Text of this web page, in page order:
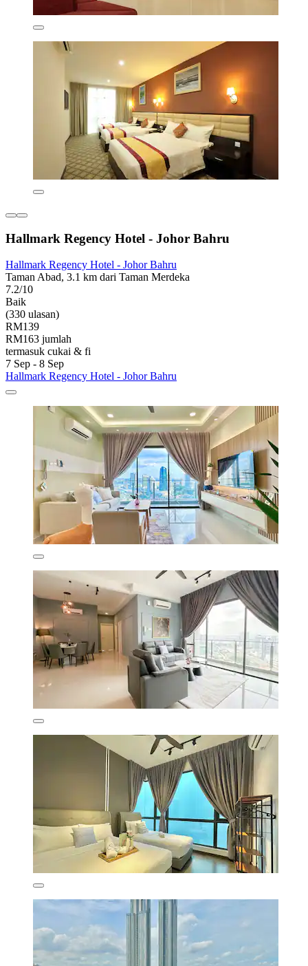
Hallmark Regency Hotel - Johor Bahru
Hallmark Regency Hotel - Johor Bahru
Taman Abad, 3.1 km dari Taman Merdeka
7.2/10
Baik
(330 ulasan)
RM139
RM163 jumlah
termasuk cukai & fi
7 Sep - 8 Sep
Hallmark Regency Hotel - Johor Bahru